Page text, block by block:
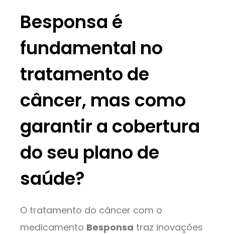
Besponsa é
fundamental no
tratamento de
câncer, mas como
garantir a cobertura
do seu plano de
saúde?
O tratamento do câncer com o
medicamento Besponsa traz inovações